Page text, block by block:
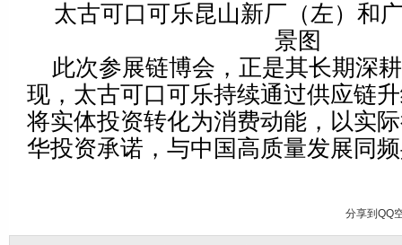
太古可口可乐昆山新厂（左）和
景图
此次参展链博会，正是其长期深
现，太古可口可乐持续通过供应链
将实体投资转化为消费动能，以实
华投资承诺，与中国高质量发展同
分享到 QQ